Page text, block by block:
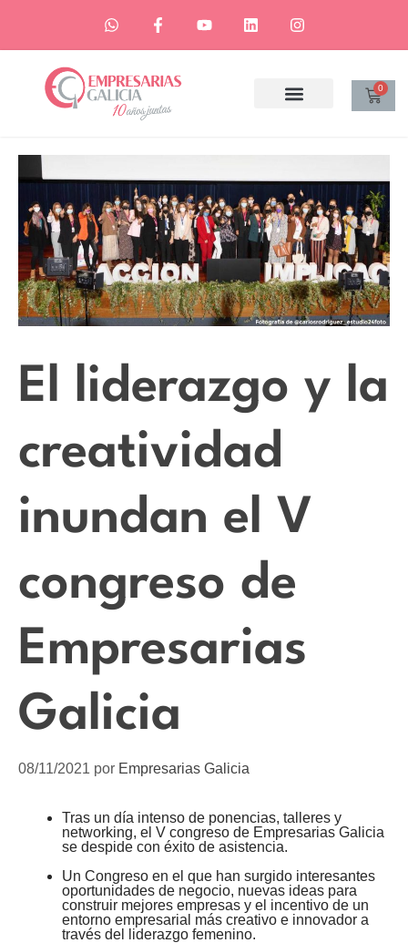
0
El liderazgo y la
creatividad
inundan el V
congreso de
Empresarias
Galicia
08/11/2021 por Empresarias Galicia
Tras un día intenso de ponencias, talleres y
networking, el V congreso de Empresarias Galicia
se despide con éxito de asistencia.
Un Congreso en el que han surgido interesantes
oportunidades de negocio, nuevas ideas para
construir mejores empresas y el incentivo de un
entorno empresarial más creativo e innovador a
través del liderazgo femenino.